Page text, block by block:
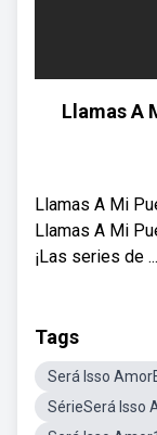
Llamas A
Llamas A Mi
Llamas A Mi
¡Las series de ...
Tags
Será Isso
SérieSerá Isso